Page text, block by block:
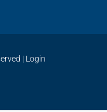
| Login